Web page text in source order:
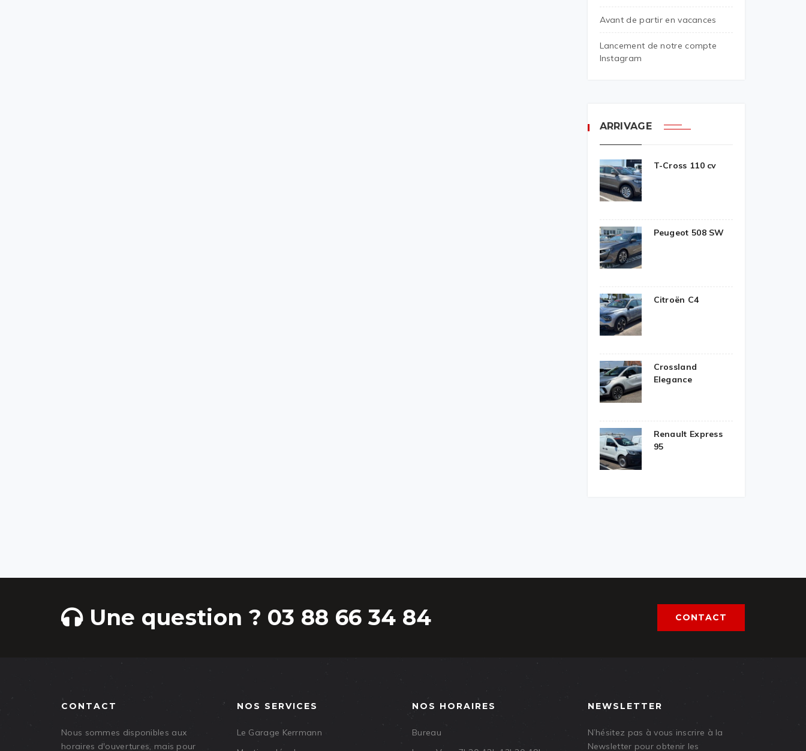
Avant de partir en vacances
Lancement de notre compte
Instagram
ARRIVAGE
T-Cross 110 cv
Peugeot 508 SW
Citroën C4
Crossland
Elegance
Renault Express
95
Une question ? 03 88 66 34 84 CONTACT
CONTACT
Nous sommes disponibles aux
horaires d'ouvertures, mais pour
NOS SERVICES
Le Garage Kerrmann
NOS HORAIRES
Bureau
NEWSLETTER
N’hésitez pas à vous inscrire à la
Newsletter pour obtenir les